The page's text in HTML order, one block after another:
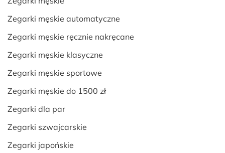
Zegarki męskie automatyczne
Zegarki męskie ręcznie nakręcane
Zegarki męskie klasyczne
Zegarki męskie sportowe
Zegarki męskie do 1500 zł
Zegarki dla par
Zegarki szwajcarskie
Zegarki japońskie